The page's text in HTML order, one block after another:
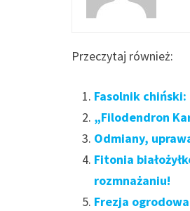
Przeczytaj również:
Fasolnik
„Filodendron
Odmiany,
Fitonia
rozmnażaniu!
Frezja